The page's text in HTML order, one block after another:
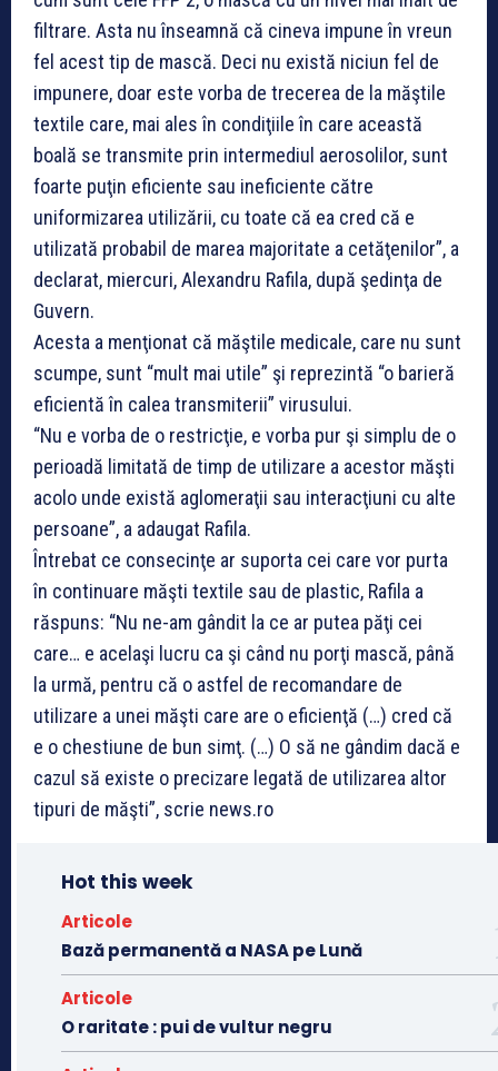
filtrare. Asta nu înseamnă că cineva impune în vreun
fel acest tip de mască. Deci nu există niciun fel de
impunere, doar este vorba de trecerea de la măştile
textile care, mai ales în condiţiile în care această
boală se transmite prin intermediul aerosolilor, sunt
foarte puţin eficiente sau ineficiente către
uniformizarea utilizării, cu toate că ea cred că e
utilizată probabil de marea majoritate a cetăţenilor”, a
declarat, miercuri, Alexandru Rafila, după şedinţa de
Guvern.
Acesta a menţionat că măştile medicale, care nu sunt
scumpe, sunt “mult mai utile” şi reprezintă “o barieră
eficientă în calea transmiterii” virusului.
“Nu e vorba de o restricţie, e vorba pur şi simplu de o
perioadă limitată de timp de utilizare a acestor măşti
acolo unde există aglomeraţii sau interacţiuni cu alte
persoane”, a adaugat Rafila.
Întrebat ce consecinţe ar suporta cei care vor purta
în continuare măşti textile sau de plastic, Rafila a
răspuns: “Nu ne-am gândit la ce ar putea păţi cei
care… e acelaşi lucru ca şi când nu porţi mască, până
la urmă, pentru că o astfel de recomandare de
utilizare a unei măşti care are o eficienţă (…) cred că
e o chestiune de bun simţ. (…) O să ne gândim dacă e
cazul să existe o precizare legată de utilizarea altor
tipuri de măşti”, scrie news.ro
Hot this week
Articole
Bază permanentă a NASA pe Lună
Articole
O raritate : pui de vultur negru